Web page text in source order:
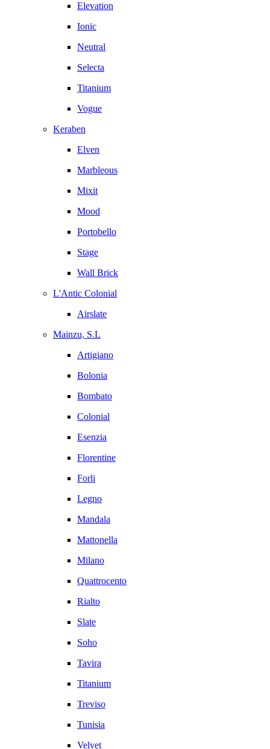
Elevation
Ionic
Neutral
Selecta
Titanium
Vogue
Keraben
Elven
Marbleous
Mixit
Mood
Portobello
Stage
Wall Brick
L'Antic Colonial
Airslate
Mainzu, S.L
Artigiano
Bolonia
Bombato
Colonial
Esenzia
Florentine
Forli
Legno
Mandala
Mattonella
Milano
Quattrocento
Rialto
Slate
Soho
Tavira
Titanium
Treviso
Tunisia
Velvet